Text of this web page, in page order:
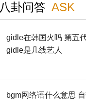
八卦问答 ASK
gidle在韩国火吗 第五
gidle是几线艺人
bgm网络语什么意思